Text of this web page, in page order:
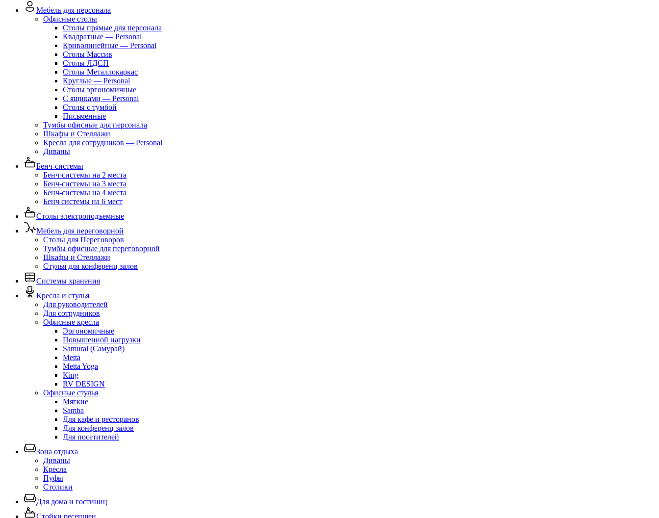
Мебель для персонала
Офисные столы
Столы прямые для персонала
Квадратные — Personal
Криволинейные — Personal
Столы Массив
Столы ЛДСП
Столы Металлокаркас
Круглые — Personal
Столы эргономичные
С ящиками — Personal
Столы с тумбой
Письменные
Тумбы офисные для персонала
Шкафы и Стеллажи
Кресла для сотрудников — Personal
Диваны
Бенч-системы
Бенч-системы на 2 места
Бенч-системы на 3 места
Бенч-системы на 4 места
Бенч системы на 6 мест
Столы электроподъемные
Мебель для переговорной
Столы для Переговоров
Тумбы офисные для переговорной
Шкафы и Стеллажи
Стулья для конференц залов
Системы хранения
Кресла и стулья
Для руководителей
Для сотрудников
Офисные кресла
Эргономичные
Повышенной нагрузки
Samurai (Самурай)
Metta
Metta Yoga
King
RV DESIGN
Офисные стулья
Мягкие
Samba
Для кафе и ресторанов
Для конференц залов
Для посетителей
Зона отдыха
Диваны
Кресла
Пуфы
Столики
Для дома и гостиниц
Стойки ресепшен